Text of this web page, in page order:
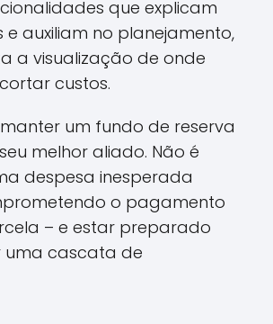
que explicam
e auxiliam no planejamento,
a visualização de onde
custos.
um fundo de reserva
melhor aliado. Não é
despesa inesperada
o pagamento
– e estar preparado
uma cascata de